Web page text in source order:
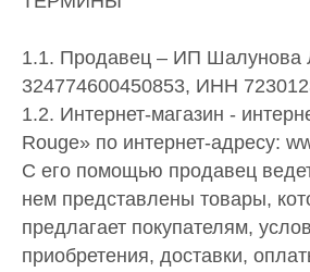
1.1. Продавец – ИП
324774600450853, ИНН
1.2. Интернет-магазин -
Rouge» по интернет-адресу:
С его помощью продавец
нем представлены товары,
предлагает покупателям,
приобретения, доставки,